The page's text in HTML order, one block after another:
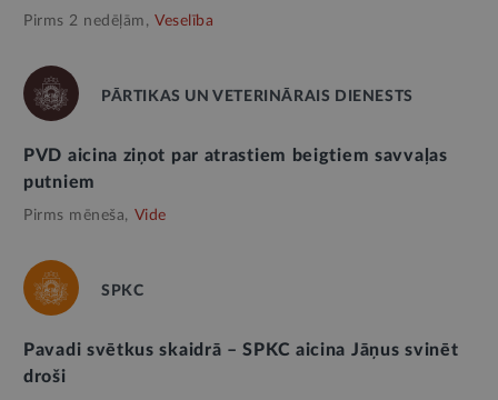
Pirms 2 nedēļām, Veselība
PĀRTIKAS UN VETERINĀRAIS DIENESTS
PVD aicina ziņot par atrastiem beigtiem savvaļas
putniem
Pirms mēneša, Vide
SPKC
Pavadi svētkus skaidrā – SPKC aicina Jāņus svinēt
droši